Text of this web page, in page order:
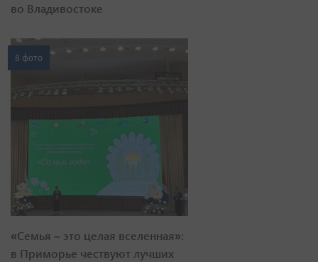
во Владивостоке
8 фото
«Семья – это целая вселенная»:
в Приморье чествуют лучших